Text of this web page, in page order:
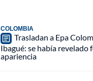
COLOMBIA
Trasladan a Epa
Ibagué: se había revelado
apariencia